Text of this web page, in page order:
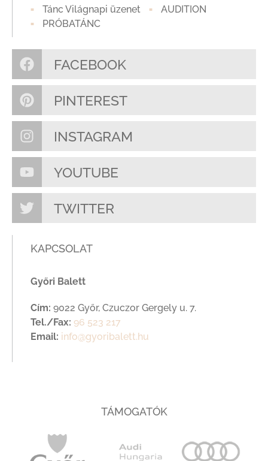
Tánc Világnapi üzenet
AUDITION
PRÓBATÁNC
FACEBOOK
PINTEREST
INSTAGRAM
YOUTUBE
TWITTER
KAPCSOLAT
Győri Balett
Cím: 9022 Győr, Czuczor Gergely u. 7.
Tel./Fax: 96 523 217
Email: info@gyoribalett.hu
TÁMOGATÓK